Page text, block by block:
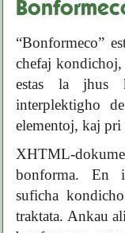
“Bonformeco”
chefaj
estas la jhus
interplektigho
elementoj, kaj pri
XHTML-
bonforma. En
suficha
traktata. Ankau